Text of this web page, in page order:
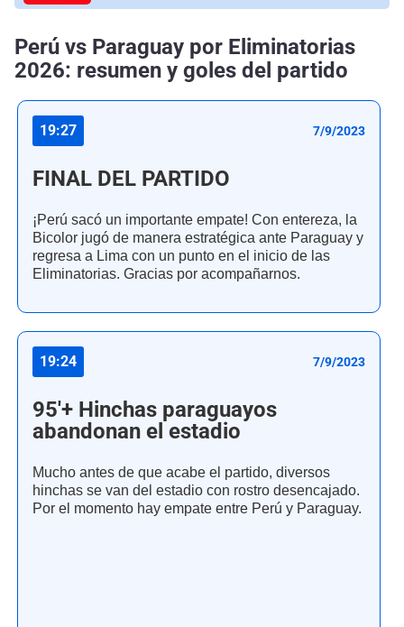
Perú vs Paraguay por Eliminatorias
2026: resumen y goles del partido
19:27 7/9/2023
FINAL DEL PARTIDO
¡Perú sacó un importante empate! Con entereza, la
Bicolor jugó de manera estratégica ante Paraguay y
regresa a Lima con un punto en el inicio de las
Eliminatorias. Gracias por acompañarnos.
19:24 7/9/2023
95'+ Hinchas paraguayos
abandonan el estadio
Mucho antes de que acabe el partido, diversos
hinchas se van del estadio con rostro desencajado.
Por el momento hay empate entre Perú y Paraguay.